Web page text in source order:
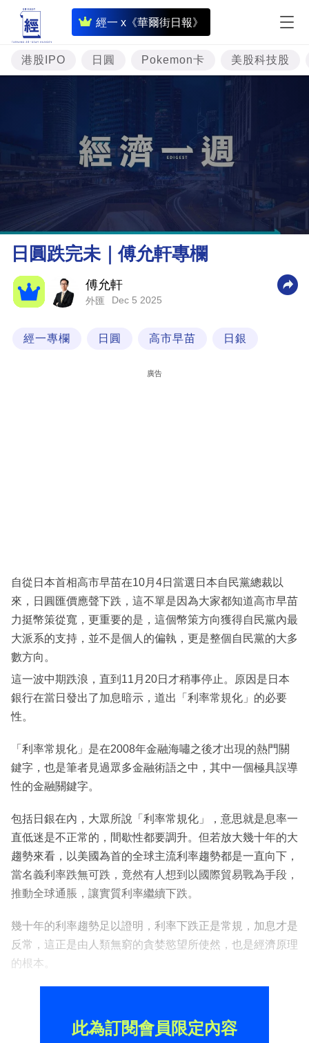
經一 x《華爾街日報》
即
時
財
經
投
資
理
財
商
業
閱
專
區
港股IPO 日圓 Pokemon卡 美股科技股
日圓跌完未｜傅允軒專欄
傅允軒
外匯 Dec 5 2025
經一專欄 日圓 高市早苗 日銀
廣告
自從日本首相高市早苗在10月4日當選日本自民黨總裁以
來，日圓匯價應聲下跌，這不單是因為大家都知道高市早苗
力挺幣策從寬，更重要的是，這個幣策方向獲得自民黨內最
大派系的支持，並不是個人的偏執，更是整個自民黨的大多
數方向。
這一波中期跌浪，直到11月20日才稍事停止。原因是日本
銀行在當日發出了加息暗示，道出「利率常規化」的必要
性。
「利率常規化」是在2008年金融海嘯之後才出現的熱門關
鍵字，也是筆者見過眾多金融術語之中，其中一個極具誤導
性的金融關鍵字。
包括日銀在內，大眾所說「利率常規化」，意思就是息率一
直低迷是不正常的，間歇性都要調升。但若放大幾十年的大
趨勢來看，以美國為首的全球主流利率趨勢都是一直向下，
當名義利率跌無可跌，竟然有人想到以國際貿易戰為手段，
推動全球通脹，讓實質利率繼續下跌。
幾十年的利率趨勢足以證明，利率下跌正是常規，加息才是
反常，這正是由人類無窮的貪婪慾望所使然，也是經濟原理
的根本。
此為訂閱會員限定內容